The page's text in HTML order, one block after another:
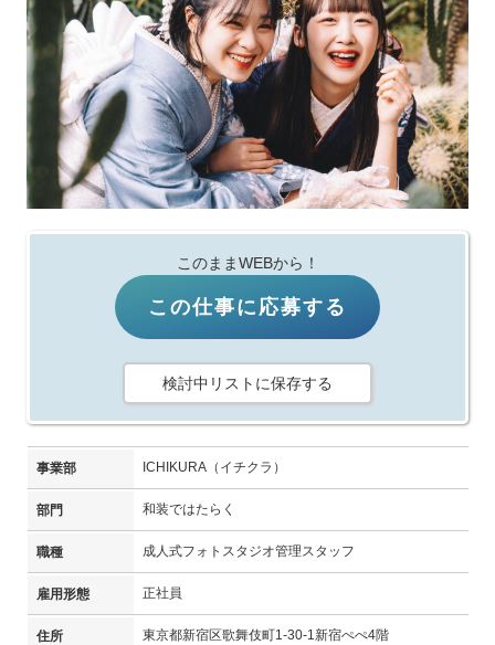
このままWEBから！
この仕事に応募する
検討中リストに保存する
事業部 ICHIKURA（イチクラ）
部門 和装ではたらく
職種 成人式フォトスタジオ管理スタッフ
雇用形態 正社員
住所 東京都新宿区歌舞伎町1-30-1新宿ぺぺ4階